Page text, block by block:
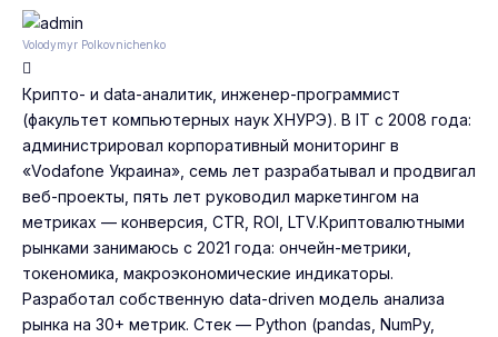
Volodymyr Polkovnichenko
Крипто- и data-аналитик, инженер-программист
(факультет компьютерных наук ХНУРЭ). В IT с 2008 года:
администрировал корпоративный мониторинг в
«Vodafone Украина», семь лет разрабатывал и продвигал
веб-проекты, пять лет руководил маркетингом на
метриках — конверсия, CTR, ROI, LTV.Криптовалютными
рынками занимаюсь с 2021 года: ончейн-метрики,
токеномика, макроэкономические индикаторы.
Разработал собственную data-driven модель анализа
рынка на 30+ метрик. Стек — Python (pandas, NumPy,